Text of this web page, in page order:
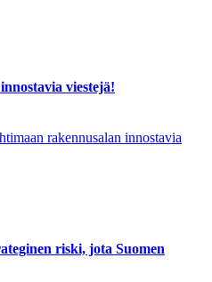
viestejä!
rakennusalan innostavia
riski, jota Suomen